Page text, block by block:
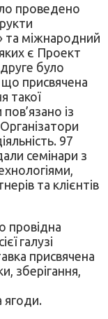
проведено
та міжнародний
є Проект
було
присвячена
такої
із
97
семінари з
та клієнтів
провідна
галузі
присвячена
зберігання,
ягоди.